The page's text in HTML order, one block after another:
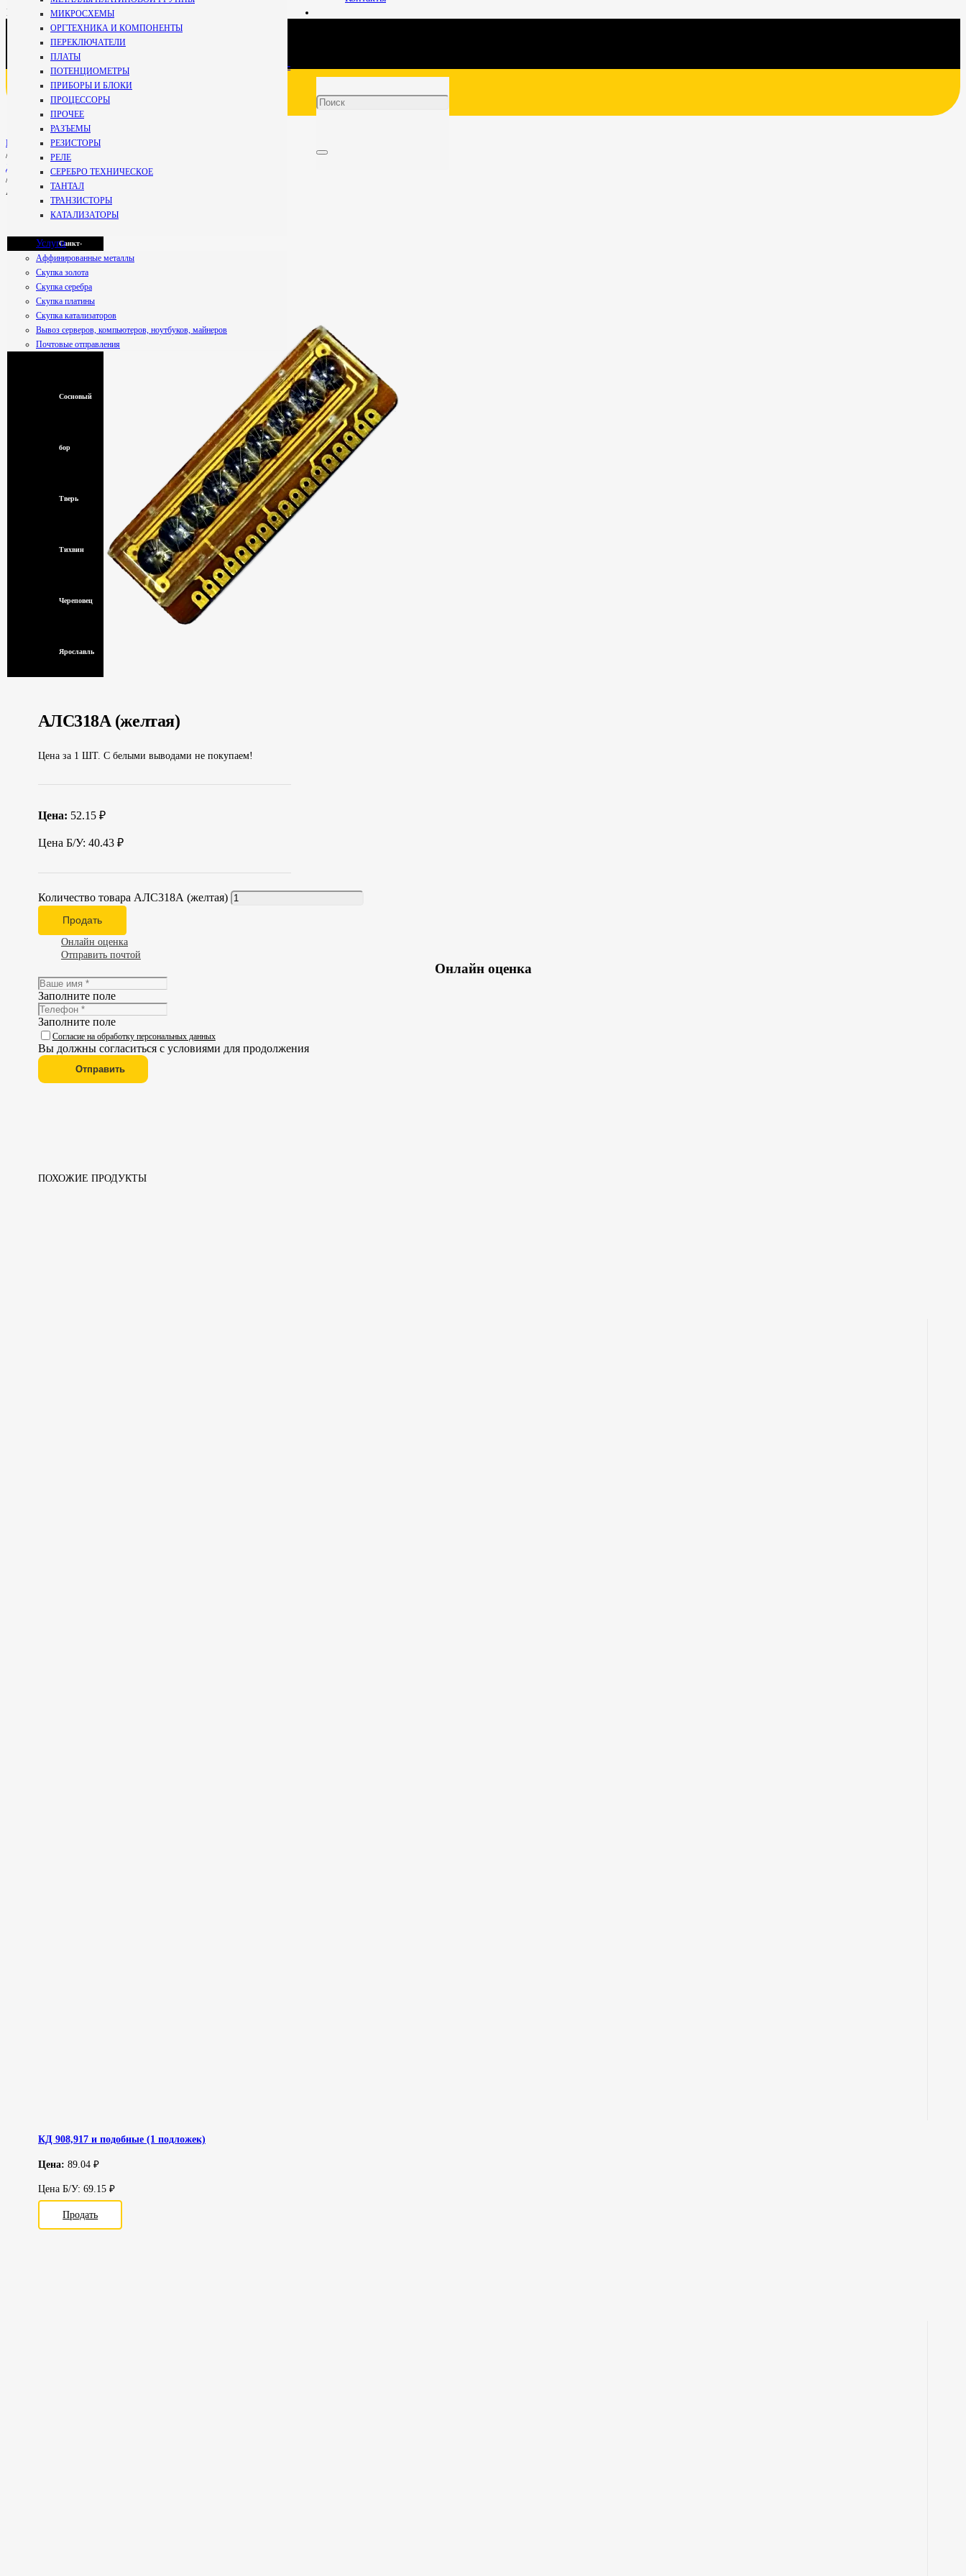
Кириши
Мурманск
Петрозаводск
Псков
Санкт-
Петербург
Смоленск
Сосновый
бор
Тверь
Тихвин
Череповец
Ярославль
+7 800 234-99-
МИКРОСХЕМЫ
ОРГТЕХНИКА И КОМПОНЕНТЫ
ПЕРЕКЛЮЧАТЕЛИ
ПЛАТЫ
ПОТЕНЦИОМЕТРЫ
ПРИБОРЫ И БЛОКИ
ПРОЦЕССОРЫ
ПРОЧЕЕ
РАЗЪЕМЫ
РЕЗИСТОРЫ
РЕЛЕ
СЕРЕБРО ТЕХНИЧЕСКОЕ
ТАНТАЛ
ТРАНЗИСТОРЫ
КАТАЛИЗАТОРЫ
Услуги
Аффинированные металлы
Скупка золота
Скупка серебра
Скупка платины
Скупка катализаторов
Вывоз серверов, компьютеров, ноутбуков, майнеров
Почтовые отправления
Главная
/
ДИОДЫ
/
АЛС318А (желтая)
АЛС318А (желтая)
Цена за 1 ШТ. С белыми выводами не покупаем!
Цена: 52.15 ₽
Цена Б/У: 40.43 ₽
Количество товара АЛС318А (желтая)
Продать
Онлайн оценка
Отправить почтой
Онлайн оценка
Заполните поле
Заполните поле
Согласие на обработку персональных данных
Вы должны согласиться с условиями для продолжения
Отправить
ПОХОЖИЕ ПРОДУКТЫ
КД 908,917 и подобные (1 подложек)
Цена: 89.04 ₽
Цена Б/У: 69.15 ₽
Продать